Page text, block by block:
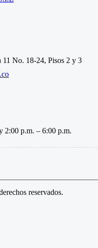
11 No. 18-24, Pisos 2 y 3
2:00 p.m. – 6:00 p.m.
reservados.